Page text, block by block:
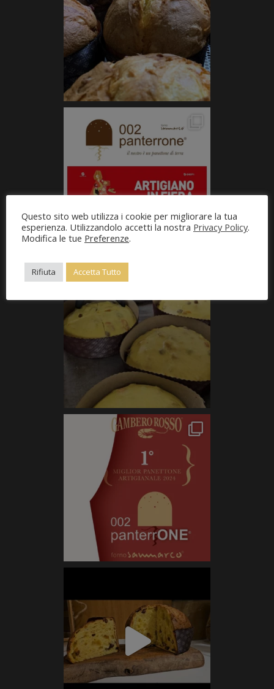
Questo sito web utilizza i cookie per migliorare la tua
esperienza. Utilizzandolo accetti la nostra Privacy Policy.
Modifica le tue Preferenze.
Rifiuta Accetta Tutto